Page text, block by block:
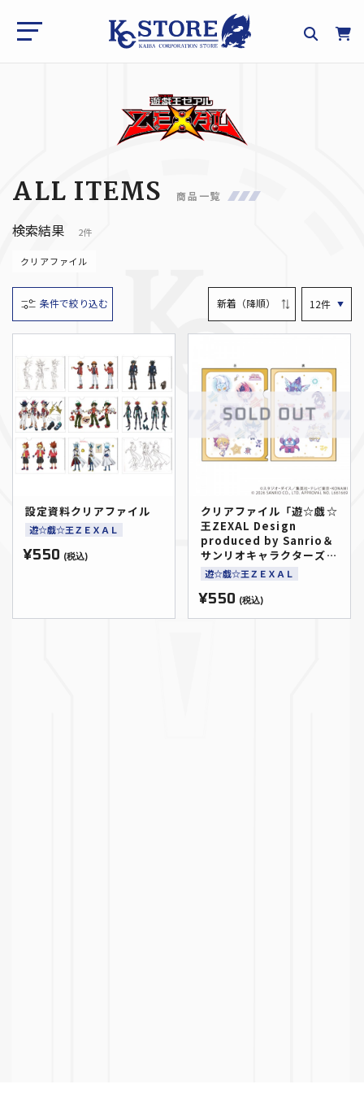
ALL ITEMS 商品一覧
検索結果 2件
クリアファイル
条件で絞り込む
設定資料クリアファイル
遊☆戯☆王ＺＥＸＡＬ
¥550 (税込)
クリアファイル「遊☆戯☆
王ZEXAL Design
produced by Sanrio＆
サンリオキャラクターズコ
ラボ」01/集合デザイン
(コラボイラスト)
遊☆戯☆王ＺＥＸＡＬ
¥550 (税込)